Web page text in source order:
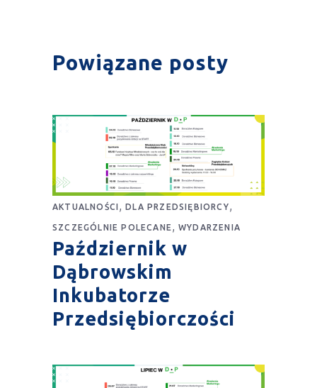
Powiązane posty
AKTUALNOŚCI ,DLA PRZEDSIĘBIORCY
SZCZEGÓLNIE POLECANE WYDARZENIA
Październik w
Dąbrowskim
Inkubatorze
Przedsiębiorczości